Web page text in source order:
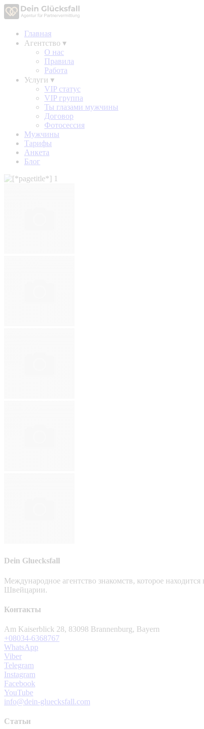
Главная
Агентство ▾
О нас
Правила
Работа
Услуги ▾
VIP статус
VIP группа
Ты глазами мужчины
Договор
Фотосессия
Мужчины
Тарифы
Анкета
Блог
Dein Gluecksfall
Международное агентство знакомств, которое
Швейцарии.
Контакты
Am Kaiserblick 28, 83098 Brannenburg, Bayern
+08034-6368767
WhatsApp
Viber
Telegram
Instagram
Facebook
YouTube
info@dein-gluecksfall.com
Статьи